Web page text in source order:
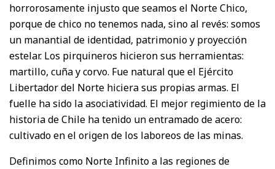
horrorosamente injusto que seamos el Norte Chico,
porque de chico no tenemos nada, sino al revés: somos
un manantial de identidad, patrimonio y proyección
estelar. Los pirquineros hicieron sus herramientas:
martillo, cuña y corvo. Fue natural que el Ejército
Libertador del Norte hiciera sus propias armas. El
fuelle ha sido la asociatividad. El mejor regimiento de la
historia de Chile ha tenido un entramado de acero:
cultivado en el origen de los laboreos de las minas.
Definimos como Norte Infinito a las regiones de